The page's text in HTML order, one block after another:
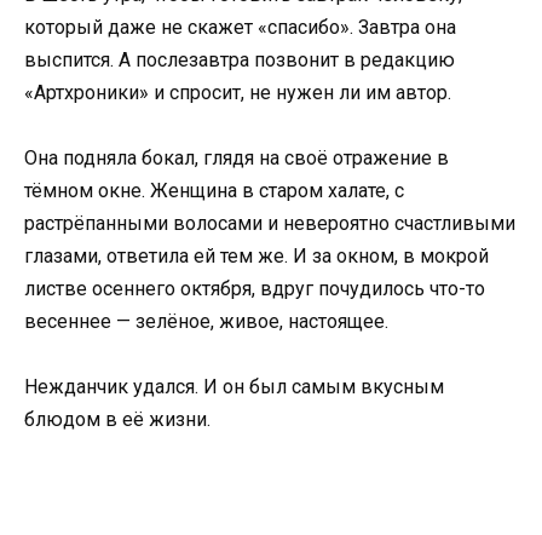
который даже не скажет «спасибо». Завтра она
выспится. А послезавтра позвонит в редакцию
«Артхроники» и спросит, не нужен ли им автор.
Она подняла бокал, глядя на своё отражение в
тёмном окне. Женщина в старом халате, с
растрёпанными волосами и невероятно счастливыми
глазами, ответила ей тем же. И за окном, в мокрой
листве осеннего октября, вдруг почудилось что-то
весеннее — зелёное, живое, настоящее.
Нежданчик удался. И он был самым вкусным
блюдом в её жизни.